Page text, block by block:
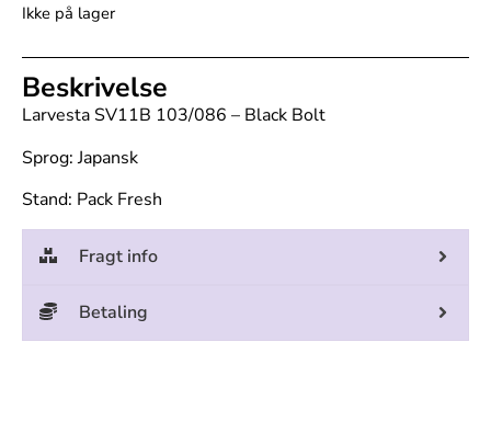
Ikke på lager
Beskrivelse
Larvesta SV11B 103/086 – Black Bolt
Sprog: Japansk
Stand: Pack Fresh
Fragt info
Betaling